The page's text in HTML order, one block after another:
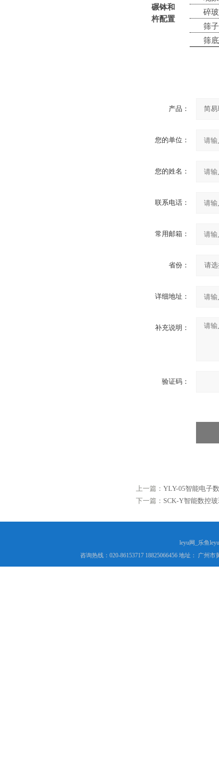
碾钵和
杵配置
碎
筛
筛
产品：
您的单位：
您的姓名：
联系电话：
常用邮箱：
省份：
详细地址：
补充说明：
验证码：
上一篇： YLY-05智能电子
下一篇： SCK-Y智能数控
leyu网_乐鱼
咨询热线：020-86153717 18825066456 地址： 广州